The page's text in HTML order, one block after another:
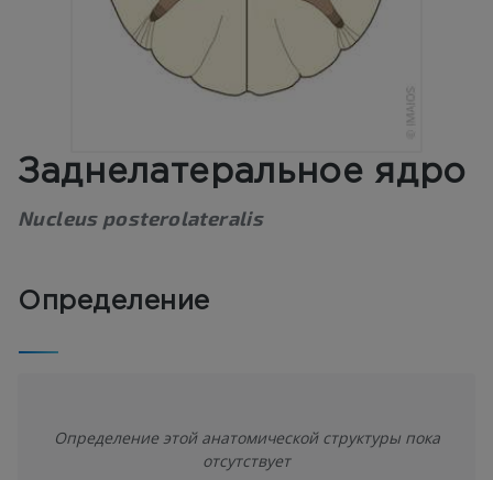
Заднелатеральное ядро
Nucleus posterolateralis
Определение
Определение этой анатомической структуры пока
отсутствует